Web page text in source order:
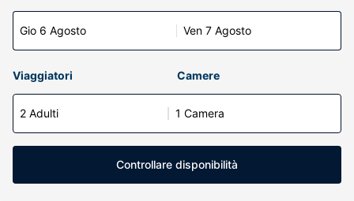
Gio 6 Agosto Ven 7 Agosto
Viaggiatori Camere
2 Adulti 1 Camera
Controllare disponibilità